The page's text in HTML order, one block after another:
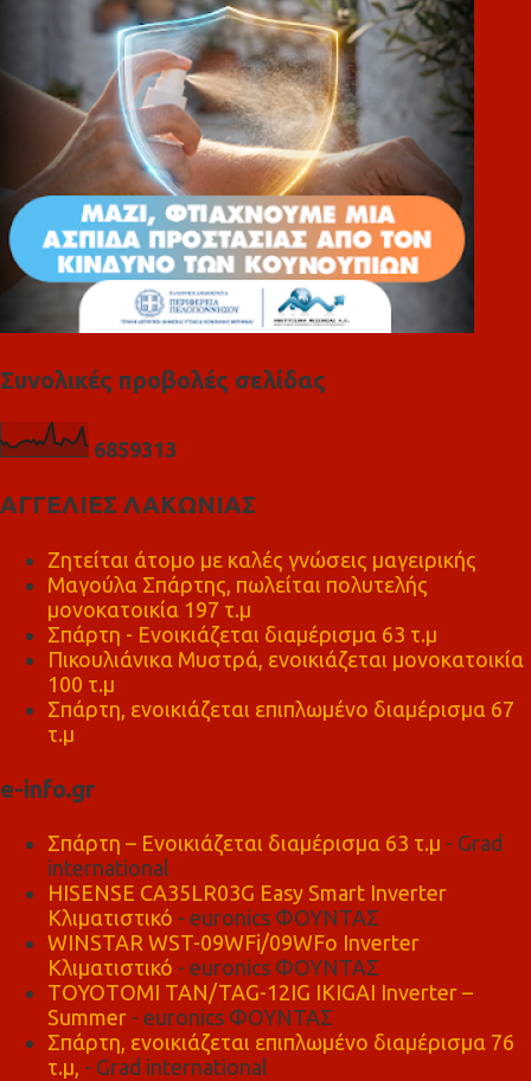
Συνολικές προβολές σελίδας
6859313
ΑΓΓΕΛΙΕΣ ΛΑΚΩΝΙΑΣ
Ζητείται άτομο με καλές γνώσεις μαγειρικής
Μαγούλα Σπάρτης, πωλείται πολυτελής
μονοκατοικία 197 τ.μ
Σπάρτη - Ενοικιάζεται διαμέρισμα 63 τ.μ
Πικουλιάνικα Μυστρά, ενοικιάζεται μονοκατοικία
100 τ.μ
Σπάρτη, ενοικιάζεται επιπλωμένο διαμέρισμα 67
τ.μ
e-info.gr
Σπάρτη – Ενοικιάζεται διαμέρισμα 63 τ.μ - Grad
international
HISENSE CA35LR03G Easy Smart Inverter
Κλιματιστικό - euronics ΦΟΥΝΤΑΣ
WINSTAR WST-09WFi/09WFo Inverter
Κλιματιστικό - euronics ΦΟΥΝΤΑΣ
TOYOTOMI TAN/TAG-12IG IKIGAI Inverter –
Summer - euronics ΦΟΥΝΤΑΣ
Σπάρτη, ενοικιάζεται επιπλωμένο διαμέρισμα 76
τ.μ, - Grad international